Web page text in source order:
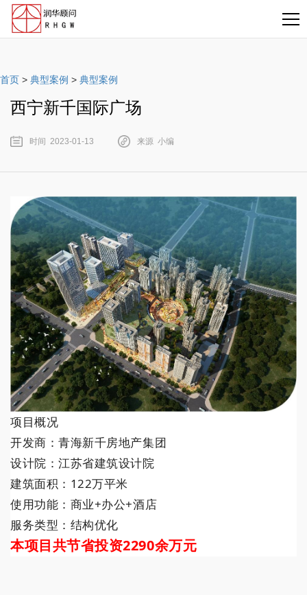
首页 > 典型案例 > 典型案例
西宁新千国际广场
时间 2023-01-13 来源 小编
项目概况
开发商：青海新千房地产集团
设计院：江苏省建筑设计院
建筑面积：122万平米
使用功能：商业+办公+酒店
服务类型：结构优化
本项目共节省投资2290余万元